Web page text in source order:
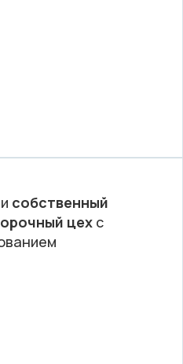
собственный
цех с